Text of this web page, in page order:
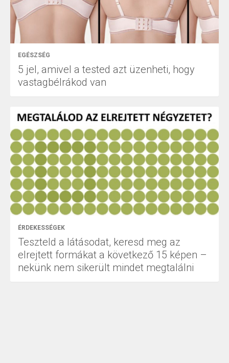
EGÉSZSÉG
5 jel, amivel a tested azt üzenheti, hogy
vastagbélrákod van
ÉRDEKESSÉGEK
Teszteld a látásodat, keresd meg az
elrejtett formákat a következő 15 képen –
nekünk nem sikerült mindet megtalálni